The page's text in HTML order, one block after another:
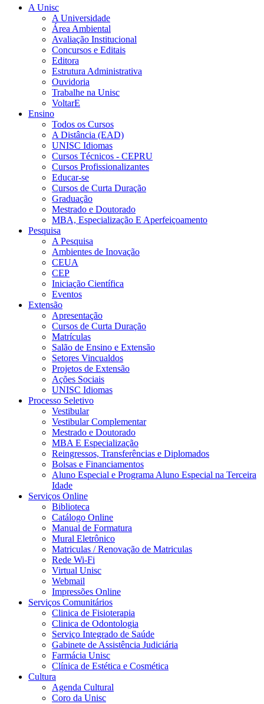
A Unisc
A Universidade
Área Ambiental
Avaliação Institucional
Concursos e Editais
Editora
Estrutura Administrativa
Ouvidoria
Trabalhe na Unisc
VoltarE
Ensino
Todos os Cursos
A Distância (EAD)
UNISC Idiomas
Cursos Técnicos - CEPRU
Cursos Profissionalizantes
Educar-se
Cursos de Curta Duração
Graduação
Mestrado e Doutorado
MBA, Especialização E Aperfeiçoamento
Pesquisa
A Pesquisa
Ambientes de Inovação
CEUA
CEP
Iniciação Científica
Eventos
Extensão
Apresentação
Cursos de Curta Duração
Matrículas
Salão de Ensino e Extensão
Setores Vincualdos
Projetos de Extensão
Ações Sociais
UNISC Idiomas
Processo Seletivo
Vestibular
Vestibular Complementar
Mestrado e Doutorado
MBA E Especialização
Reingressos, Transferências e Diplomados
Bolsas e Financiamentos
Aluno Especial e Programa Aluno Especial na Terceira
Idade
Serviços Online
Biblioteca
Catálogo Online
Manual de Formatura
Mural Eletrônico
Matriculas / Renovação de Matriculas
Rede Wi-Fi
Virtual Unisc
Webmail
Impressões Online
Serviços Comunitários
Clinica de Fisioterapia
Clinica de Odontologia
Serviço Integrado de Saúde
Gabinete de Assistência Judiciária
Farmácia Unisc
Clínica de Estética e Cosmética
Cultura
Agenda Cultural
Coro da Unisc